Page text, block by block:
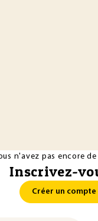
n'avez pas encore
Inscrivez-
Créer un compte